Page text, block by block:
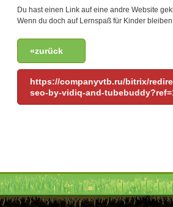
Du hast einen Link auf eine andre Website
Wenn du doch auf Lernspaß für Kinder
«zurück
https://companyvtb.ru/bitrix/
seo-by-vidiq-and-